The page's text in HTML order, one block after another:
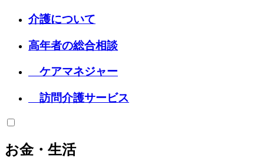
介護について
高年者の総合相談
ケアマネジャー
訪問介護サービス
お金・生活